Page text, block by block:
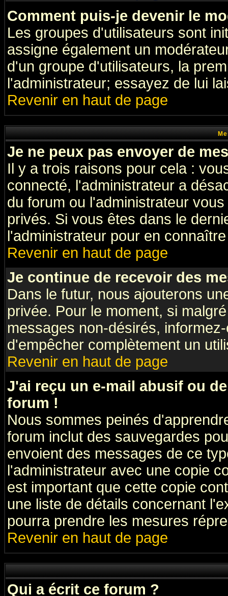
Comment puis-je devenir le
Les groupes d'utilisateurs sont
assigne également un
d'un groupe d'utilisateurs, la
l'administrateur; essayez de lui
Revenir en haut de page
Je ne peux pas envoyer de
Il y a trois raisons pour cela :
connecté, l'administrateur a
du forum ou l'administrateur
privés. Si vous êtes dans le
l'administrateur pour en
Revenir en haut de page
Je continue de recevoir des
Dans le futur, nous ajouterons
privée. Pour le moment, si
messages non-désirés,
d'empêcher complètement un
Revenir en haut de page
J'ai reçu un e-mail abusif ou
forum !
Nous sommes peinés
forum inclut des sauvegardes
envoient des messages de ce
l'administrateur avec une copie
est important que cette copie
une liste de détails concernant
pourra prendre les mesures
Revenir en haut de page
Qui a écrit ce forum ?